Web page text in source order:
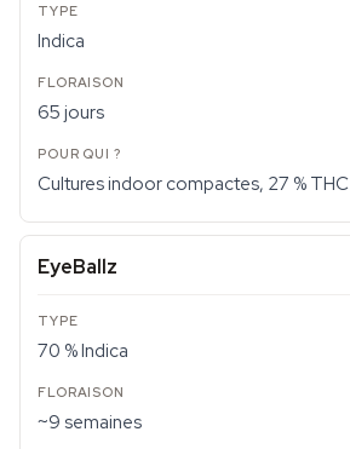
Indica
65 jours
Cultures indoor compactes, 27 % THC
EyeBallz
70 % Indica
~9 semaines